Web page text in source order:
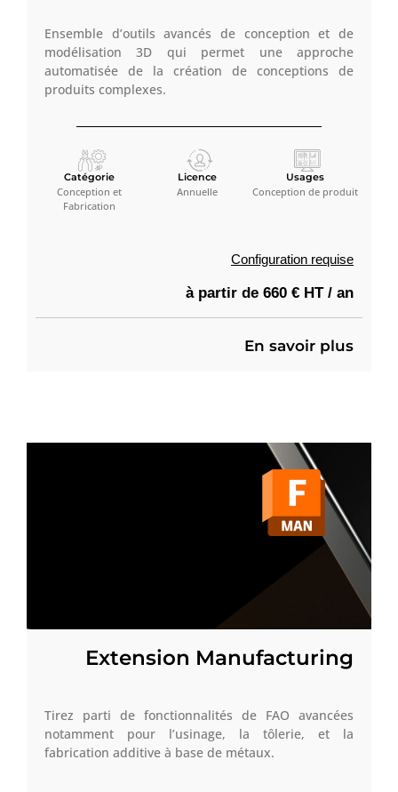
Ensemble d’outils avancés de conception et de
modélisation 3D qui permet une approche
automatisée de la création de conceptions de
produits complexes.
Catégorie
Conception et
Fabrication
Licence
Annuelle
Usages
Conception de produit
Configuration requise
à partir de 660 € HT / an
En savoir plus
Extension Manufacturing
Tirez parti de fonctionnalités de FAO avancées
notamment pour l’usinage, la tôlerie, et la
fabrication additive à base de métaux.